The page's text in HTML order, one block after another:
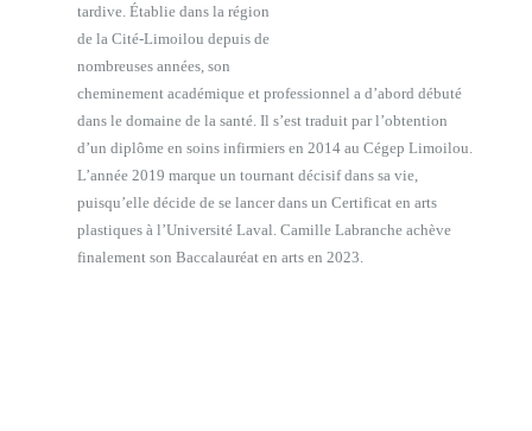
tardive. Établie dans la région
de la Cité-Limoilou depuis de
nombreuses années, son
cheminement académique et professionnel a d’abord débuté
dans le domaine de la santé. Il s’est traduit par l’obtention
d’un diplôme en soins infirmiers en 2014 au Cégep Limoilou.
L’année 2019 marque un tournant décisif dans sa vie,
puisqu’elle décide de se lancer dans un Certificat en arts
plastiques à l’Université Laval. Camille Labranche achève
finalement son Baccalauréat en arts en 2023.